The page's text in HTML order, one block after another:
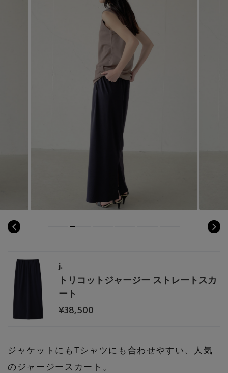
j.
トリコットジャージー ストレートスカ
ート
¥38,500
ジャケットにもTシャツにも合わせやすい、人気
のジャージースカート。